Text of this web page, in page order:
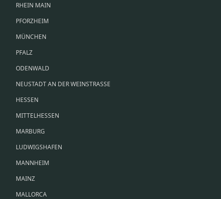
RHEIN MAIN
PFORZHEIM
MÜNCHEN
PFALZ
ODENWALD
NEUSTADT AN DER WEINSTRASSE
HESSEN
MITTELHESSEN
MARBURG
LUDWIGSHAFEN
MANNHEIM
MAINZ
MALLORCA